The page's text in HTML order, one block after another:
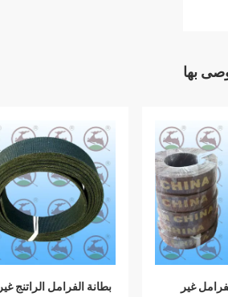
بها
بطانة الفرامل الراتنج غير
غير